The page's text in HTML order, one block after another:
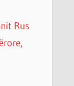
Rus